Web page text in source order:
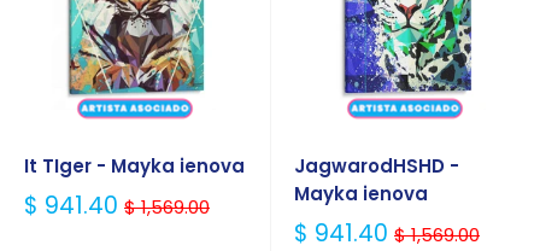
It TIger - Mayka ienova
Precio
$ 941.40 $ 1,569.00
JagwarodHSHD -
Mayka ienova
Precio
$ 941.40 $ 1,569.00